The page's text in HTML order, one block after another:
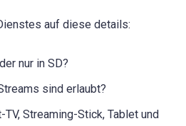
auf diese details:
nur in SD?
sind erlaubt?
TV, Streaming-Stick, Tablet und